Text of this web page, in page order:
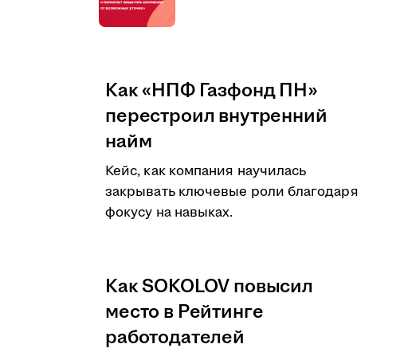
Как «НПФ Газфонд ПН»
перестроил внутренний
найм
Кейс, как компания научилась
закрывать ключевые роли благодаря
фокусу на навыках.
Как SOKOLOV повысил
место в Рейтинге
работодателей